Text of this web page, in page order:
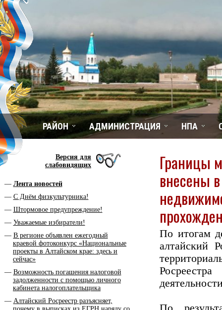
РАЙОН АДМИНИСТРАЦИЯ НПА
Версия для
слабовидящих
Лента новостей
С Днём физкультурника!
Штормовое предупреждение!
Уважаемые избиратели!
В регионе объявлен ежегодный
краевой фотоконкурс «Национальные
проекты в Алтайском крае: здесь и
сейчас»
Возможность погашения налоговой
задолженности с помощью личного
кабинета налогоплательщика
Алтайский Росреестр разъясняет,
Границы
внесены
По итогам
алтайский